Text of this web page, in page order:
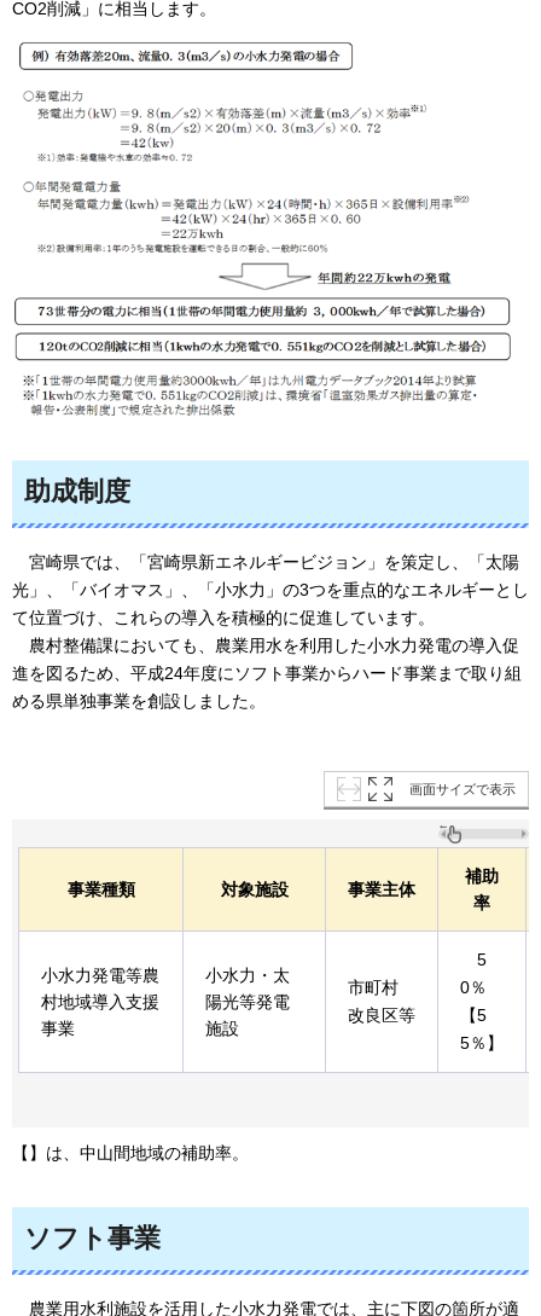
CO2削減」に相当します。
助成制度
宮崎県では、「宮崎県新エネルギービジョン」を策定し、「太陽
光」、「バイオマス」、「小水力」の3つを重点的なエネルギーとし
て位置づけ、これらの導入を積極的に促進しています。
農村整備課においても、農業用水を利用した小水力発電の導入促
進を図るため、平成24年度にソフト事業からハード事業まで取り組
める県単独事業を創設しました。
画面サイズで表示
事業種類 対象施設 事業主体
補助
率
小水力発電等農
村地域導入支援
事業
小水力・太
陽光等発電
施設
市町村
改良区等
5
0％
【5
5％】
【】は、中山間地域の補助率。
ソフト事業
農業用水利施設を活用した小水力発電では、主に下図の箇所が適